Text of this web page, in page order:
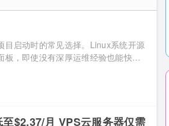
启动时的常见选择。Linux系统开源
，即使没有深厚运维经验也能快速
配置、方案对比和选型建议三个角
$2.37/月 VPS云服务器仅需